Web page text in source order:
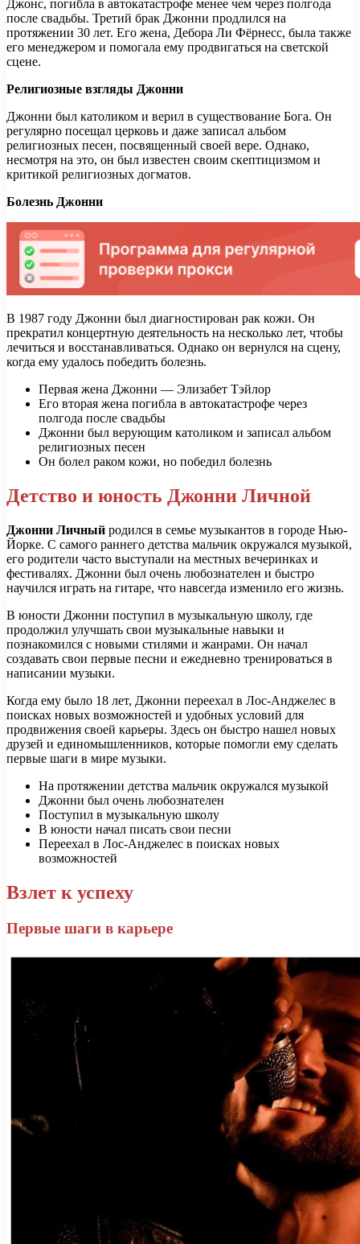
Джонс, погибла в автокатастрофе менее чем через полгода
после свадьбы. Третий брак Джонни продлился на
протяжении 30 лет. Его жена, Дебора Ли Фёрнесс, была также
его менеджером и помогала ему продвигаться на светской
сцене.
Религиозные взгляды Джонни
Джонни был католиком и верил в существование Бога. Он
регулярно посещал церковь и даже записал альбом
религиозных песен, посвященный своей вере. Однако,
несмотря на это, он был известен своим скептицизмом и
критикой религиозных догматов.
Болезнь Джонни
В 1987 году Джонни был диагностирован рак кожи. Он
прекратил концертную деятельность на несколько лет, чтобы
лечиться и восстанавливаться. Однако он вернулся на сцену,
когда ему удалось победить болезнь.
Первая жена Джонни — Элизабет Тэйлор
Его вторая жена погибла в автокатастрофе через
полгода после свадьбы
Джонни был верующим католиком и записал альбом
религиозных песен
Он болел раком кожи, но победил болезнь
Детство и юность Джонни Личной
Джонни Личный родился в семье музыкантов в городе Нью-
Йорке. С самого раннего детства мальчик окружался музыкой,
его родители часто выступали на местных вечеринках и
фестивалях. Джонни был очень любознателен и быстро
научился играть на гитаре, что навсегда изменило его жизнь.
В юности Джонни поступил в музыкальную школу, где
продолжил улучшать свои музыкальные навыки и
познакомился с новыми стилями и жанрами. Он начал
создавать свои первые песни и ежедневно тренироваться в
написании музыки.
Когда ему было 18 лет, Джонни переехал в Лос-Анджелес в
поисках новых возможностей и удобных условий для
продвижения своей карьеры. Здесь он быстро нашел новых
друзей и единомышленников, которые помогли ему сделать
первые шаги в мире музыки.
На протяжении детства мальчик окружался музыкой
Джонни был очень любознателен
Поступил в музыкальную школу
В юности начал писать свои песни
Переехал в Лос-Анджелес в поисках новых
возможностей
Взлет к успеху
Первые шаги в карьере